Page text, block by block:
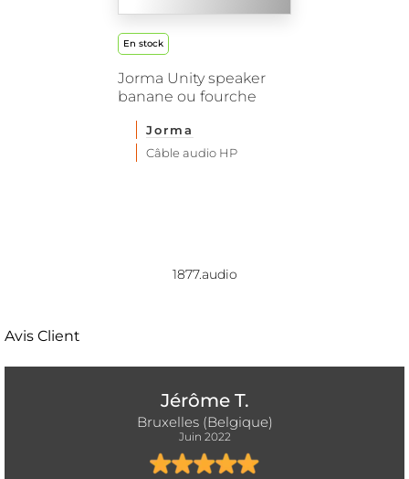
En stock
Jorma Unity speaker
banane ou fourche
Jorma
Câble audio HP
1877.audio
Avis Client
Jérôme T.
Bruxelles (Belgique)
Juin 2022